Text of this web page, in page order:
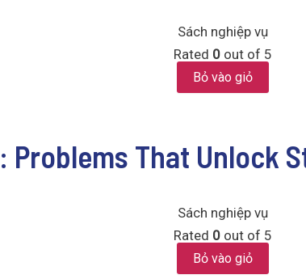
Sách nghiệp vụ
Rated 0 out of 5
Bỏ vào giỏ
Problems That Unlock
Sách nghiệp vụ
Rated 0 out of 5
Bỏ vào giỏ